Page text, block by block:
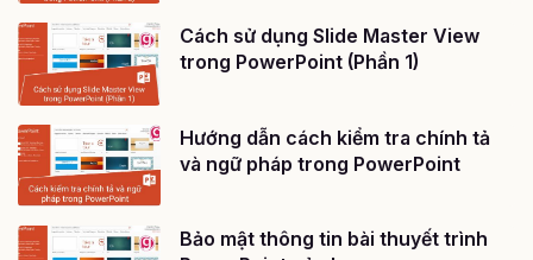
Cách sử dụng Slide Master View
trong PowerPoint (Phần 1)
Hướng dẫn cách kiểm tra chính tả
và ngữ pháp trong PowerPoint
Bảo mật thông tin bài thuyết trình